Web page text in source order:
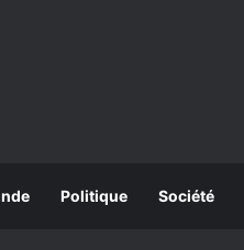
Politique Société